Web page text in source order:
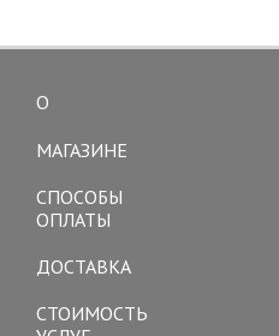
О
МАГАЗИНЕ
СПОСОБЫ
ОПЛАТЫ
ДОСТАВКА
СТОИМОСТЬ